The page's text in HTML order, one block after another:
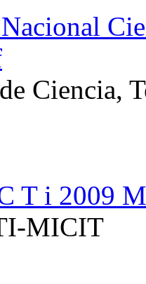
Ciencia,
T i 2009
MICIT